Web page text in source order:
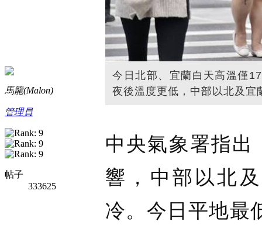
馬龍(Malon)
管理員
帖子
333625
今日北部、宜蘭白天高溫僅
夜後溫度更低，中部以北及
中央氣象署指出
響，中部以北
冷。今日平地最